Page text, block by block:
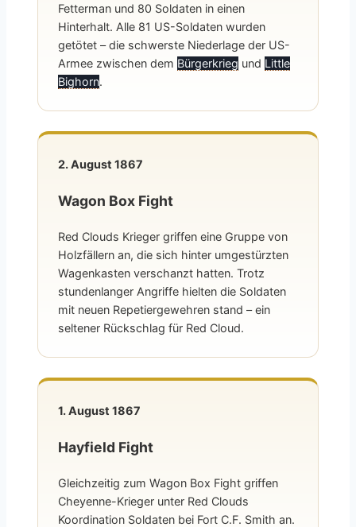
Fetterman und 80 Soldaten in einen
Hinterhalt. Alle 81 US-Soldaten wurden
getötet – die schwerste Niederlage der US-
Armee zwischen dem Bürgerkrieg und Little
Bighorn.
2. August 1867
Wagon Box Fight
Red Clouds Krieger griffen eine Gruppe von
Holzfällern an, die sich hinter umgestürzten
Wagenkasten verschanzt hatten. Trotz
stundenlanger Angriffe hielten die Soldaten
mit neuen Repetiergewehren stand – ein
seltener Rückschlag für Red Cloud.
1. August 1867
Hayfield Fight
Gleichzeitig zum Wagon Box Fight griffen
Cheyenne-Krieger unter Red Clouds
Koordination Soldaten bei Fort C.F. Smith an.